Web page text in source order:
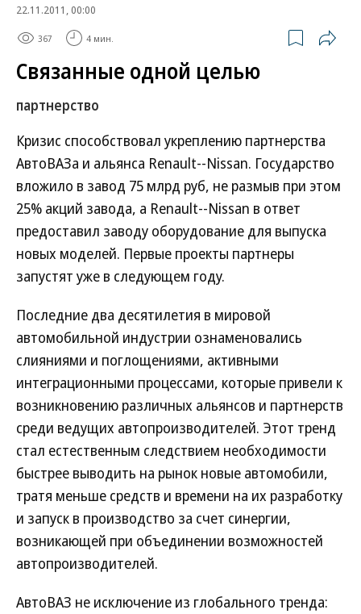
22.11.2011, 00:00
367 4 мин.
Связанные одной целью
партнерство
Кризис способствовал укреплению партнерства
АвтоВАЗа и альянса Renault--Nissan. Государство
вложило в завод 75 млрд руб, не размыв при этом
25% акций завода, а Renault--Nissan в ответ
предоставил заводу оборудование для выпуска
новых моделей. Первые проекты партнеры
запустят уже в следующем году.
Последние два десятилетия в мировой
автомобильной индустрии ознаменовались
слияниями и поглощениями, активными
интеграционными процессами, которые привели к
возникновению различных альянсов и партнерств
среди ведущих автопроизводителей. Этот тренд
стал естественным следствием необходимости
быстрее выводить на рынок новые автомобили,
тратя меньше средств и времени на их разработку
и запуск в производство за счет синергии,
возникающей при объединении возможностей
автопроизводителей.
АвтоВАЗ не исключение из глобального тренда: